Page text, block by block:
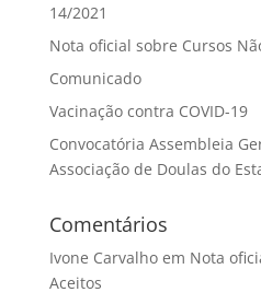
14/2021
Nota oficial sobre Cursos
Comunicado
Vacinação contra COVID-19
Convocatória Assembleia
Associação de Doulas do
Comentários
Ivone Carvalhoem Nota
Aceitos